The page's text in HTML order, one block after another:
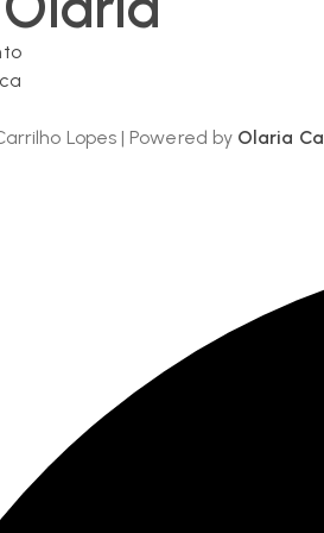
Lopes | Powered by Olaria